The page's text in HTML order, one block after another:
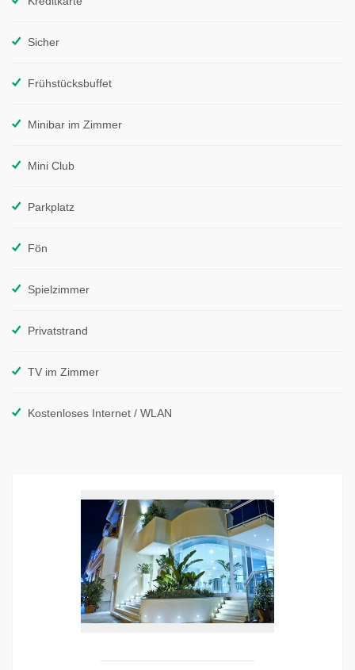
Sicher
Frühstücksbuffet
Minibar im Zimmer
Mini Club
Parkplatz
Fön
Spielzimmer
Privatstrand
TV im Zimmer
Kostenloses Internet / WLAN